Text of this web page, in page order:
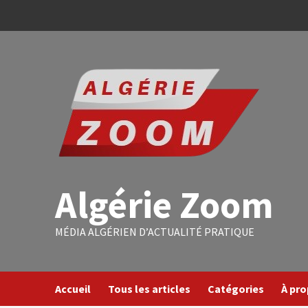
Algérie Zoom
MÉDIA ALGÉRIEN D’ACTUALITÉ PRATIQUE
Accueil Tous les articles Catégories À